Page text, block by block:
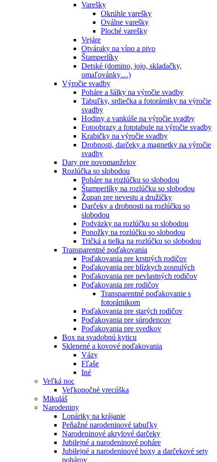
Varešky
Okrúhle varešky
Oválne varešky
Ploché varešky
Vejáre
Otváraky na víno a pivo
Štamperlíky
Detské (domino, jojo, skladačky,
omaľovánky…)
Výročie svadby
Poháre a šálky na výročie svadby
Tabuľky, srdiečka a fotorámiky na výročie
svadby
Hodiny a vankúše na výročie svadby
Fotoobrazy a fototabule na výročie svadby
Krabičky na výročie svadby
Drobnosti, darčeky a magnetky na výročie
svadby
Dary pre novomanželov
Rozlúčka so slobodou
Poháre na rozlúčku so slobodou
Štamperlíky na rozlúčku so slobodou
Župan pre nevestu a družičky
Darčeky a drobnosti na rozlúčku so
slobodou
Podväzky na rozlúčku so slobodou
Ponožky na rozlúčku so slobodou
Tričká a tielka na rozlúčku so slobodou
Transparentné poďakovania
Poďakovania pre krstných rodičov
Poďakovania pre blízkych zosnulých
Poďakovania pre nevlastných rodičov
Poďakovania pre rodičov
Transparentné poďakovanie s
fotorámikom
Poďakovania pre starých rodičov
Poďakovania pre súrodencov
Poďakovania pre svedkov
Box na svadobnú kyticu
Sklenené a kovové poďakovania
Vázy
Fľaše
Iné
Veľká noc
Veľkonočné vrecúška
Mikuláš
Narodeniny
Lopáriky na krájanie
Peňažné narodeninové tabuľky
Narodeninové akrylové darčeky
Jubilejné a narodeninové poháre
Jubilejné a narodeninové boxy a darčekové sety
pohárov